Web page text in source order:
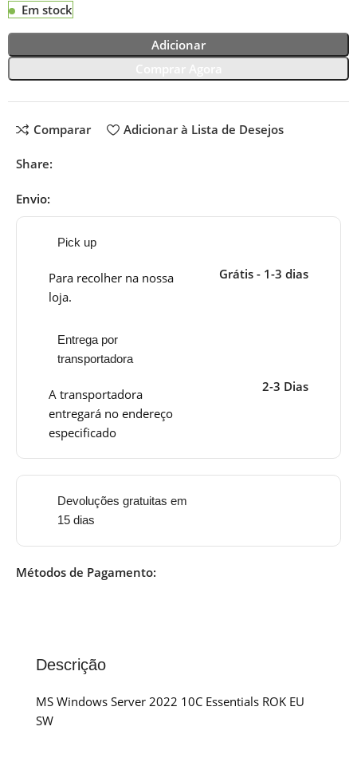
Em stock
Adicionar
Comparar Adicionar à Lista de Desejos
Share:
Envio:
Pick up
Para recolher na nossa
loja.
Grátis - 1-3 dias
Entrega por
transportadora
A transportadora
entregará no endereço
especificado
2-3 Dias
Devoluções gratuitas em
15 dias
Métodos de Pagamento:
Descrição
MS Windows Server 2022 10C Essentials ROK EU
SW